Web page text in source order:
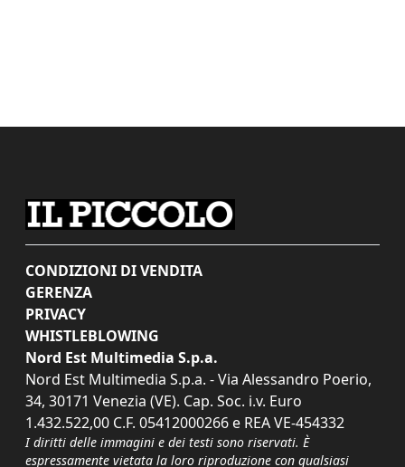
CONDIZIONI DI VENDITA
GERENZA
PRIVACY
WHISTLEBLOWING
Nord Est Multimedia S.p.a.
Nord Est Multimedia S.p.a. - Via Alessandro Poerio,
34, 30171 Venezia (VE). Cap. Soc. i.v. Euro
1.432.522,00 C.F. 05412000266 e REA VE-454332
I diritti delle immagini e dei testi sono riservati. È
espressamente vietata la loro riproduzione con qualsiasi